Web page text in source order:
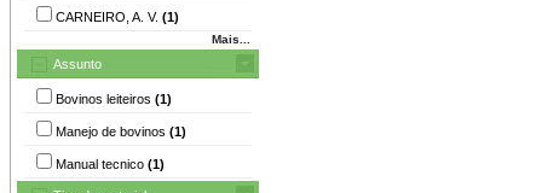
CARNEIRO, A. V. (1)
Mais...
Assunto
Bovinos leiteiros (1)
Manejo de bovinos (1)
Manual tecnico (1)